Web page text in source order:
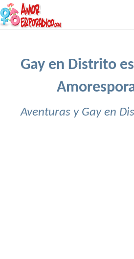
Gay en Distrito
Aventuras y Gay en